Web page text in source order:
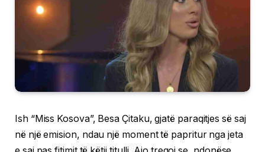
Ish “Miss Kosova”, Besa Çitaku, gjatë paraqitjes së saj
në një emision, ndau një moment të papritur nga jeta